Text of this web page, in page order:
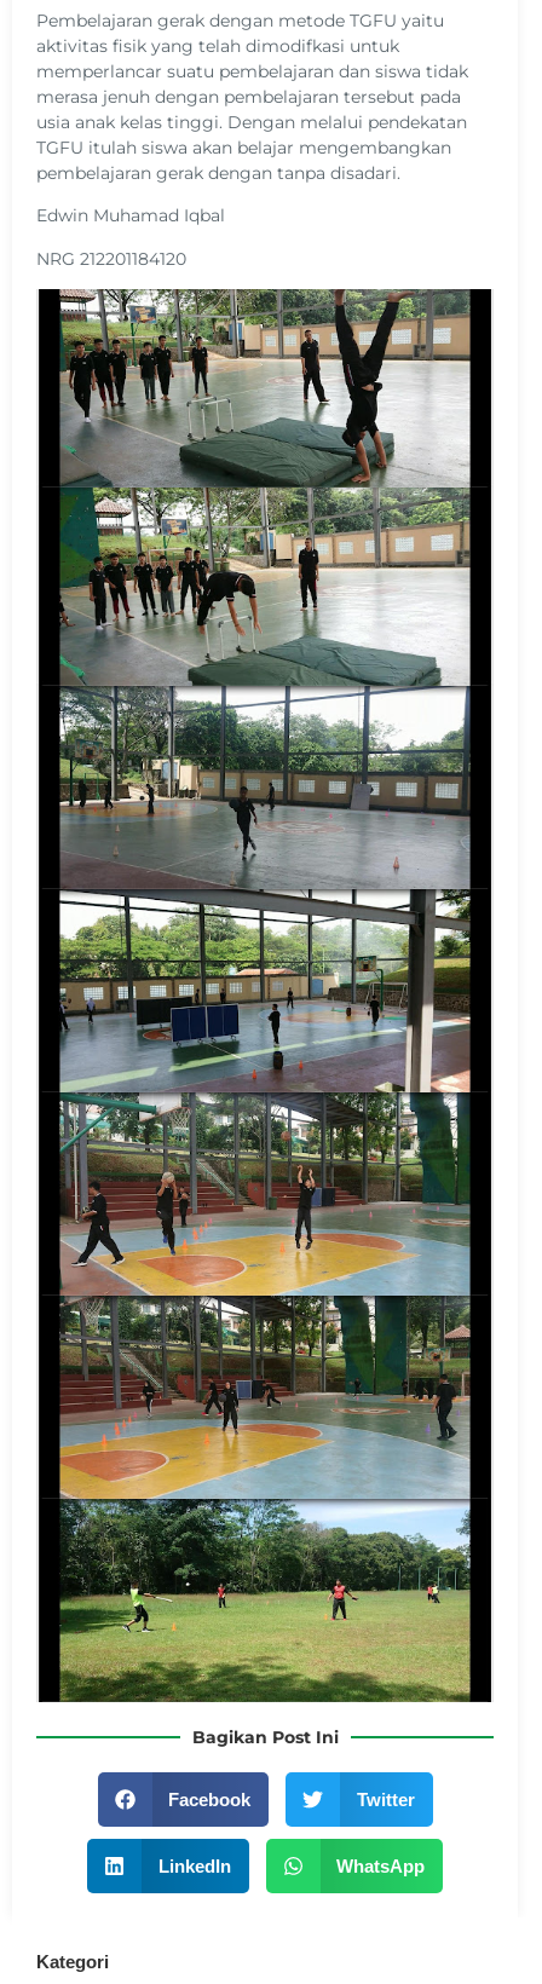
Pembelajaran gerak dengan metode TGFU yaitu
aktivitas fisik yang telah dimodifkasi untuk
memperlancar suatu pembelajaran dan siswa tidak
merasa jenuh dengan pembelajaran tersebut pada
usia anak kelas tinggi. Dengan melalui pendekatan
TGFU itulah siswa akan belajar mengembangkan
pembelajaran gerak dengan tanpa disadari.
Edwin Muhamad Iqbal
NRG 212201184120
Bagikan Post Ini
Facebook Twitter
LinkedIn WhatsApp
Kategori